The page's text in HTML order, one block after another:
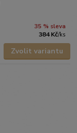
35 % sleva
384 Kč/ks
Zvolit variantu